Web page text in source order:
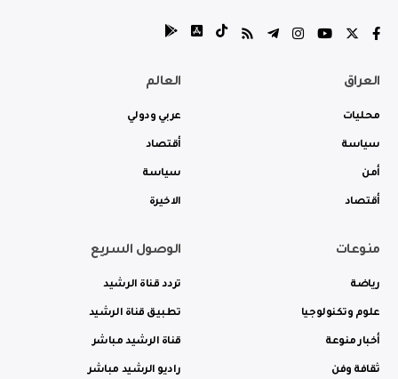
العراق
محليات
سياسة
أمن
أقتصاد
العالم
عربي ودولي
أقتصاد
سياسة
الاخيرة
منوعات
رياضة
علوم وتكنولوجيا
أخبار منوعة
ثقافة وفن
الوصول السريع
تردد قناة الرشيد
تطبيق قناة الرشيد
قناة الرشيد مباشر
راديو الرشيد مباشر